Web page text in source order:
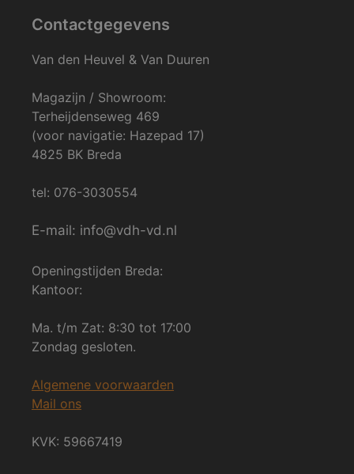
Contactgegevens
Van den Heuvel & Van Duuren
Magazijn / Showroom:
Terheijdenseweg 469
(voor navigatie: Hazepad 17)
4825 BK Breda
tel: 076-3030554
E-mail: info@vdh-vd.nl
Openingstijden Breda:
Kantoor:
Ma. t/m Zat: 8:30 tot 17:00
Zondag gesloten.
Algemene voorwaarden
Mail ons
KVK: 59667419